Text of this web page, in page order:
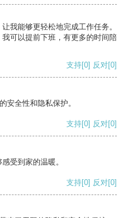
我能够更轻松地完成工作任务。
可以提前下班，有更多的时间陪
支持[0] 反对[0]
安全性和隐私保护。
支持[0] 反对[0]
受到家的温暖。
支持[0] 反对[0]